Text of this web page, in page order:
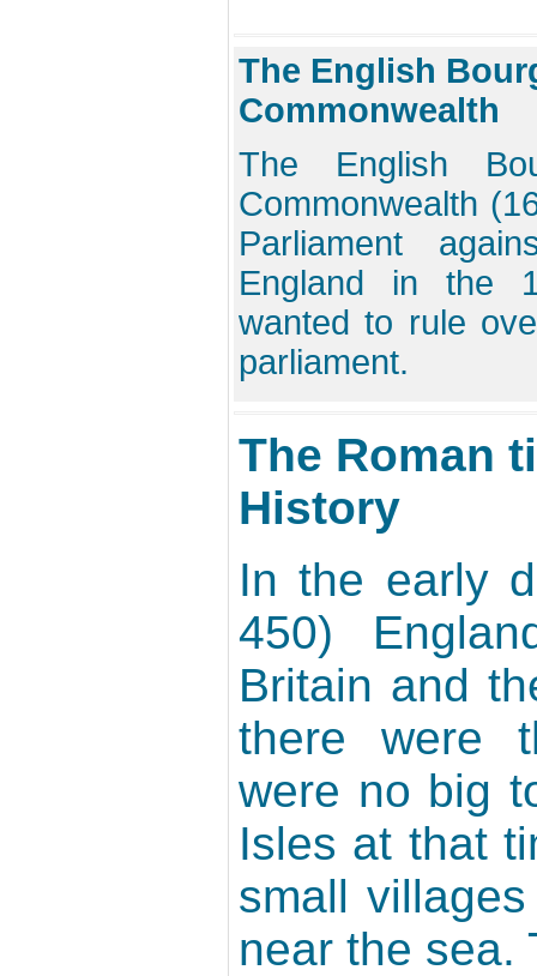
The English
Сommonwealth
The English
Сommonwealth
Parliament
England in the
wanted to rule
parliament.
The Roman
History
In the early
450)
Britain and
there were
were no big
Isles at that
small
near the sea.